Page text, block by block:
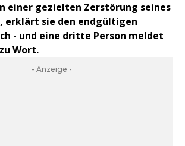
einer gezielten Zerstörung seines
erklärt sie den endgültigen
- und eine dritte Person meldet
Wort.
- Anzeige -